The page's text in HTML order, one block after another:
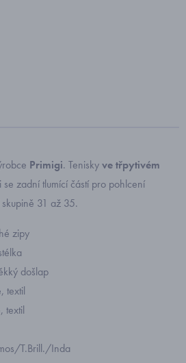
Primigi. Teniskyve třpytivém
zadní tlumící částí pro pohlcení
31 až 35.
zipy
došlap
textil
textil
T.Brill./Inda